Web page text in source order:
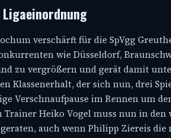
verschärft für die SpVgg
wie Düsseldorf,
zu vergrößern und gerät damit
Klassenerhalt, der sich nun, drei
Verschnaufpause im Rennen um
Trainer Heiko Vogel muss nun in
auch wenn Philipp Ziereis die